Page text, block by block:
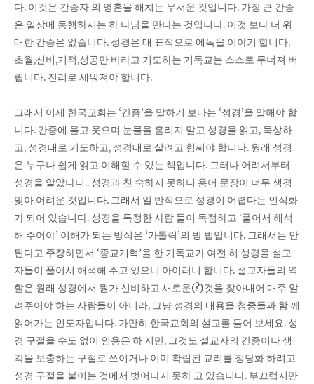
다. 이것은 간증자 의 영혼을 해치는 무서운 것입니다. 가장 큰 간증
은 일상에 동행하시는 하 나님을 만나는 것입니다. 이것 보다 더 위
대한 간증은 없습니다. 성경은 대 표적으로 에녹을 이야기 합니다.
초월,신비,기적,성공만 바라고 기도하는 기독교는 스스로 무너져 버
립니다. 진리로 세워져야 합니다.
그래서 이제 한국교회는 ‘간증’을 말하기 보다는 ‘성경’을 말해야 합
니다. 간증에 울고 웃으며 눈물을 흘리지 말고 성경을 읽고, 묵상하
고, 성경대로 기도하고, 성경대로 살려고 힘써야 합니다. 원래 성경
은 누구나 쉽게 읽고 이해할 수 있는 책입니다. 그러나 어려서부터
성경을 알았나니.. 성경과 친 숙하지 못하니 용어 문장이 너무 생경
맞아 어려운 것입니다. 그래서 일 반적으로 성경이 어렵다는 인식화
가 되어 있습니다. 성경을 특정한 사람 들이 독점하고 ‘풀어서 해석
해 주어야’ 이해가 되는 방식은 ‘가톨릭’의 방 법입니다. 그래서는 안
된다고 주장하면서 ‘종교개혁’을 한 기독교가 여전 히 성경을 설교
자들이 풀어서 해석해 주고 있으니 아이러니 합니다. 설교자들의 역
할은 원래 성경에서 뭔가 신비하고 새로운(?)것을 찾아내어 매주 알
려주어야 하는 사람들이 아니라, 그냥 성경의 내용을 청중들과 함 께
읽어가는 인도자입니다. 가만히 한국교회의 설교를 들어 보세요. 성
경 구절을 수도 없이 인용은 하 지만, 그것도 설교자의 간증이나 생
각을 보충하는 구절로 쓰이거나 이미 확립된 교리를 정당화 하려고
성경 구절을 붙이는 것에서 벗어나지 못하 고 있습니다. 부끄럽지만